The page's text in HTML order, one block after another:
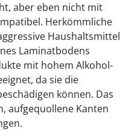
aber eben nicht mit
Herkömmliche
Haushaltsmittel
Laminatbodens
mit hohem Alkohol-
da sie die
können. Das
aufgequollene Kanten